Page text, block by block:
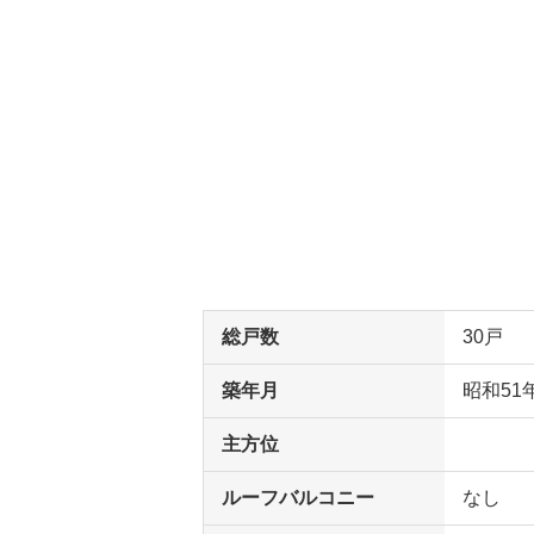
総戸数 30戸
築年月 昭和51
主方位
ルーフバルコニー なし